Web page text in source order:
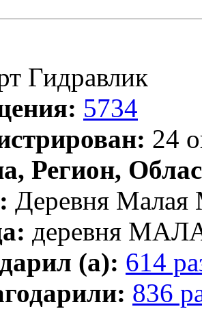
Гидравлик
5734
24
Регион,
Деревня Малая
деревня
(а): 614
836